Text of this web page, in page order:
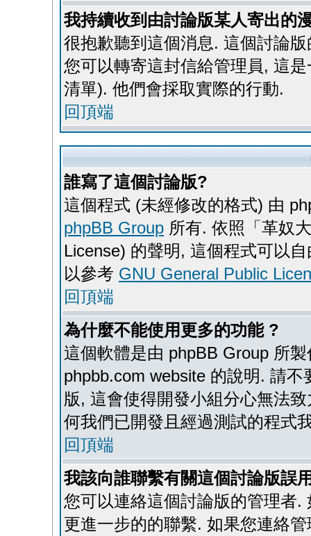
我持續收到由討論版某人寄出的
很抱歉聽到這個消息. 這個討論
您可以轉寄這封信給管理員, 這
清單). 他們會採取實際的行動.
回頂端
誰寫了這個討論版?
這個程式 (未經修改的格式) 由
phpBB Group 所有. 依照「革奴
License) 的聲明, 這個程式可以
以參考 GNU General Public
回頂端
為什麼不能使用更多的功能 ?
這個軟體是由 phpBB Group 所
phpbb.com website 的說明. 請
版, 這會使得開發小組分心無法
何我們已開發且經過測試的程式
回頂端
我該向誰聯繫有關這個討論版誤
您可以連絡這個討論版的管理者.
更進一步的的聯繫. 如果您連絡